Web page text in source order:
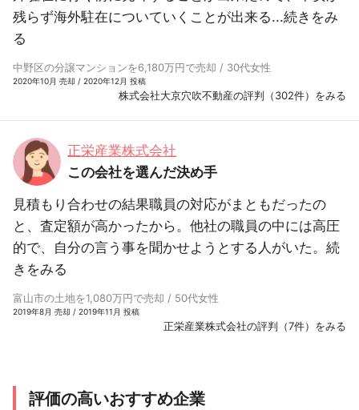
残らず海外駐在についていくことが出来る...続きをみ
る
中野区の分譲マンションを6,180万円で売却 / 30代女性
2020年10月 売却 / 2020年12月 投稿
株式会社大京穴吹不動産の評判（302件）をみる
正栄産業株式会社
この会社を選んだ決め手
見積もり合わせの結果職員の対応がまともだったの
と、査定額が高かったから。他社の職員の中には高圧
的で、自分の言う事を聞かせようとする人がいた。 続
きをみる
富山市の土地を1,080万円で売却 / 50代女性
2019年8月 売却 / 2019年11月 投稿
正栄産業株式会社の評判（7件）をみる
評価の高いおすすめ企業